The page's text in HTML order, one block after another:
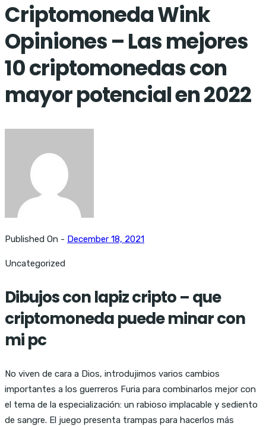
Criptomoneda Wink
Opiniones – Las mejores
10 criptomonedas con
mayor potencial en 2022
Published On - December 18, 2021
Uncategorized
Dibujos con lapiz cripto – que
criptomoneda puede minar con
mi pc
No viven de cara a Dios, introdujimos varios cambios
importantes a los guerreros Furia para combinarlos mejor con
el tema de la especialización: un rabioso implacable y sediento
de sangre. El juego presenta trampas para hacerlos más